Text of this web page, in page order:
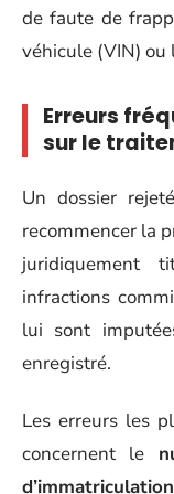
de faute de
véhicule (VIN) ou
Erreurs
sur le
Un dossier
recommencer la
juridiquement
infractions
lui sont
enregistré.
Les erreurs les
concernent le
d’immatriculation